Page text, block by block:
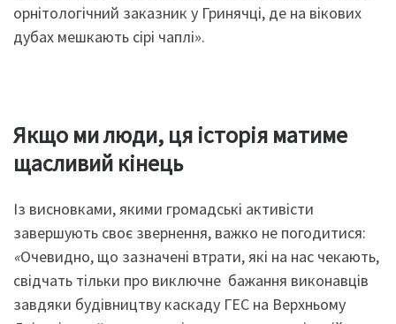
орнітологічний заказник у Гринячці, де на вікових
дубах мешкають сірі чаплі».
Якщо ми люди, ця історія матиме
щасливий кінець
Із висновками, якими громадські активісти
завершують своє звернення, важко не погодитися:
«Очевидно, що зазначені втрати, які на нас чекають,
свідчать тільки про виключне бажання виконавців
завдяки будівництву каскаду ГЕС на Верхньому